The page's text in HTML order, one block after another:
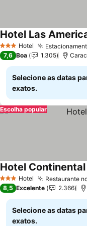
3 EstrelasHotel
Hotel Las
7,6 Boa 1.305
Selecione as datas
exatos.
Escolha popular
3 EstrelasHotel Restaurante
Hotel
8,5 Excelente 2.366
Selecione as datas
exatos.